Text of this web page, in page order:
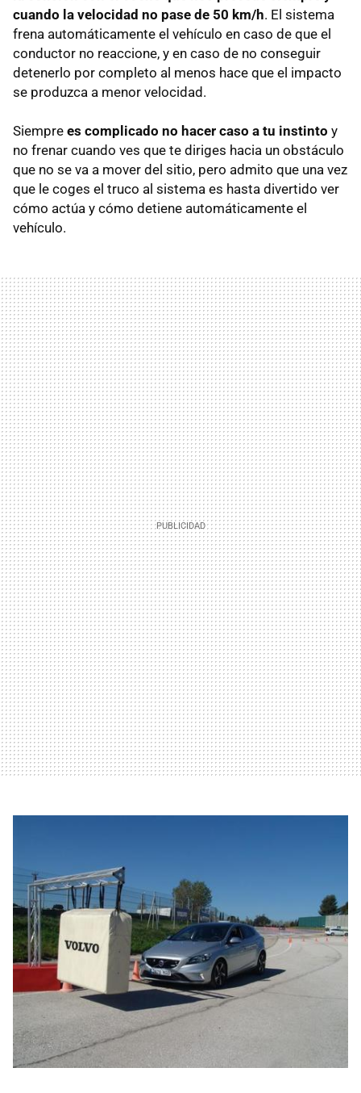
cuando la velocidad no pase de 50 km/h. El sistema
frena automáticamente el vehículo en caso de que el
conductor no reaccione, y en caso de no conseguir
detenerlo por completo al menos hace que el impacto
se produzca a menor velocidad.
Siempre es complicado no hacer caso a tu instinto y
no frenar cuando ves que te diriges hacia un obstáculo
que no se va a mover del sitio, pero admito que una vez
que le coges el truco al sistema es hasta divertido ver
cómo actúa y cómo detiene automáticamente el
vehículo.